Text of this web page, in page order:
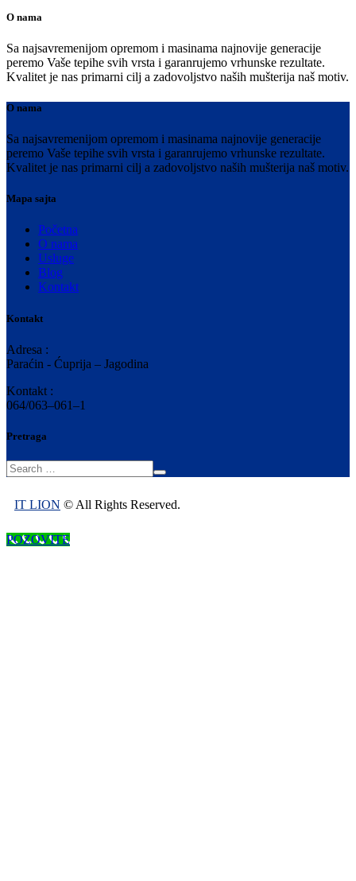
O nama
Sa najsavremenijom opremom i masinama najnovije generacije
peremo Vaše tepihe svih vrsta i garanrujemo vrhunske rezultate.
Kvalitet je nas primarni cilj a zadovoljstvo naših mušterija naš motiv.
O nama
Sa najsavremenijom opremom i masinama najnovije generacije
peremo Vaše tepihe svih vrsta i garanrujemo vrhunske rezultate.
Kvalitet je nas primarni cilj a zadovoljstvo naših mušterija naš motiv.
Mapa sajta
Početna
O nama
Usluge
Blog
Kontakt
Kontakt
Adresa :
Paraćin - Ćuprija – Jagodina
Kontakt :
064/063–061–1
Pretraga
IT LION © All Rights Reserved.
POZOVITE